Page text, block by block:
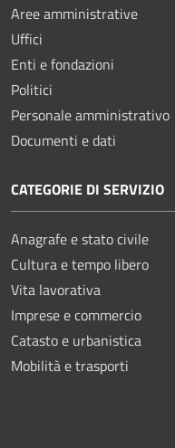
Aree amministrative
Uffici
Enti e fondazioni
Politici
Personale amministrativo
Documenti e dati
CATEGORIE DI SERVIZIO
Anagrafe e stato civile
Cultura e tempo libero
Vita lavorativa
Imprese e commercio
Catasto e urbanistica
Mobilità e trasporti